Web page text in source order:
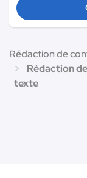
Rédaction de
Rédaction
texte